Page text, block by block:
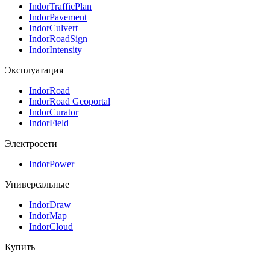
IndorTrafficPlan
IndorPavement
IndorCulvert
IndorRoadSign
IndorIntensity
Эксплуатация
IndorRoad
IndorRoad Geoportal
IndorCurator
IndorField
Электросети
IndorPower
Универсальные
IndorDraw
IndorMap
IndorCloud
Купить